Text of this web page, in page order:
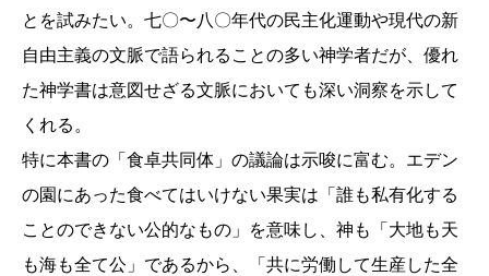
とを試みたい。七〇〜八〇年代の民主化運動や現代の新
自由主義の文脈で語られることの多い神学者だが、優れ
た神学書は意図せざる文脈においても深い洞察を示して
くれる。
特に本書の「食卓共同体」の議論は示唆に富む。エデン
の園にあった食べてはいけない果実は「誰も私有化する
ことのできない公的なもの」を意味し、神も「大地も天
も海も全て公」であるから、「共に労働して生産した全